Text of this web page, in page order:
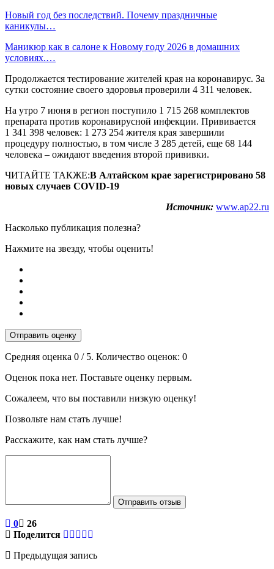
Новый год без последствий. Почему праздничные
каникулы…
Маникюр как в салоне к Новому году 2026 в домашних
условиях.…
Продолжается тестирование жителей края на коронавирус. За
сутки состояние своего здоровья проверили 4 311 человек.
На утро 7 июня в регион поступило 1 715 268 комплектов
препарата против коронавирусной инфекции. Прививается
1 341 398 человек: 1 273 254 жителя края завершили
процедуру полностью, в том числе 3 285 детей, еще 68 144
человека – ожидают введения второй прививки.
ЧИТАЙТЕ ТАКЖЕ:В Алтайском крае зарегистрировано 58
новых случаев COVID-19
Источник: www.ap22.ru
Насколько публикация полезна?
Нажмите на звезду, чтобы оценить!
Отправить оценку
Средняя оценка 0 / 5. Количество оценок: 0
Оценок пока нет. Поставьте оценку первым.
Сожалеем, что вы поставили низкую оценку!
Позвольте нам стать лучше!
Расскажите, как нам стать лучше?
Отправить отзыв
0
26
Поделится
Предыдущая запись